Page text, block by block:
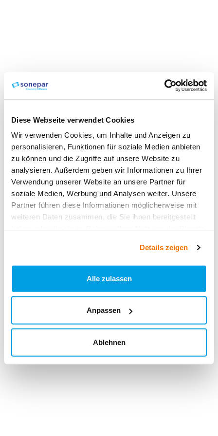
Diese Webseite verwendet Cookies
Wir verwenden Cookies, um Inhalte und Anzeigen zu
personalisieren, Funktionen für soziale Medien anbieten
zu können und die Zugriffe auf unsere Website zu
analysieren. Außerdem geben wir Informationen zu Ihrer
Verwendung unserer Website an unsere Partner für
soziale Medien, Werbung und Analysen weiter. Unsere
Partner führen diese Informationen möglicherweise mit
weiteren Daten zusammen, die Sie ihnen bereitgestellt
Details zeigen
Alle zulassen
Anpassen
Ablehnen